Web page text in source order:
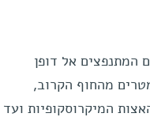
המתנפצים אל דופן
מהחוף הקרוב,
המיקרוסקופיות ועד